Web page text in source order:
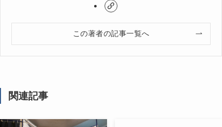
この著者の記事一覧へ
関連記事